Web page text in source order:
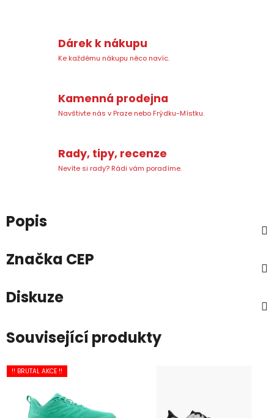
Dárek k nákupu
Ke každému nákupu něco navíc.
Kamenná prodejna
Navštivte nás v Praze nebo Frýdku-Místku.
Rady, tipy, recenze
Nevíte si rady? Rádi vám poradíme.
Popis
Značka CEP
Diskuze
Související produkty
!! BRUTAL AKCE !!